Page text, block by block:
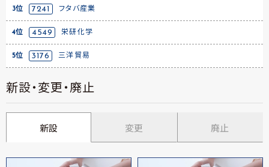
3位 7241 フタバ産業
4位 4549 栄研化学
5位 3176 三洋貿易
新設・変更・廃止
新設 変更 廃止